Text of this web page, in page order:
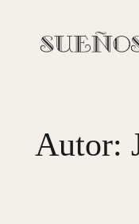
contenido
Autor: